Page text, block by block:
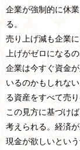
企業が強制的に休
る。
売り上げ減も企業
上げがゼロになる
企業は今すぐ資金
いるのかもしれな
る資産をすべて売
この見方に基づけ
考えられる。経済
現金が欲しいとい